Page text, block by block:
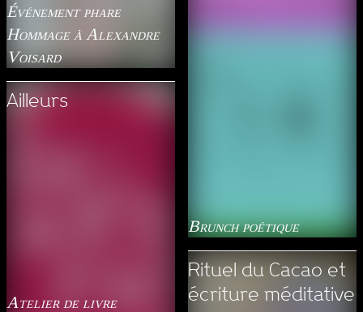
Événement phare
Hommage à Alexandre
Voisard
Ailleurs
Atelier de livre
Brunch poétique
Rituel du Cacao et
écriture méditative